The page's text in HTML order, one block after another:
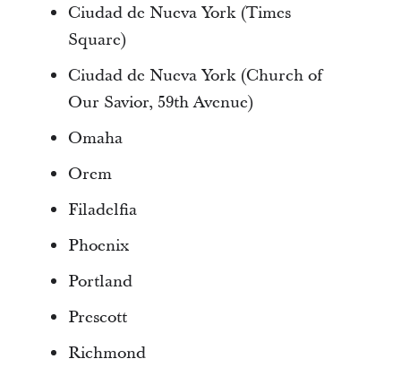
Ciudad de Nueva York (Times
Square)
Ciudad de Nueva York (Church of
Our Savior, 59th Avenue)
Omaha
Orem
Filadelfia
Phoenix
Portland
Prescott
Richmond